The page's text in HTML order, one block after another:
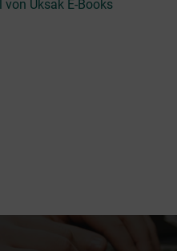
von Uksak E-Books